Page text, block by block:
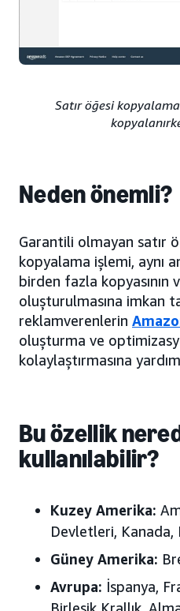
Satır öğesi
Neden önemli?
Garantili olmayan satır
kopyalama işlemi, aynı
birden fazla kopyasının
oluşturulmasına imkan
reklamverenlerin
oluşturma ve
kolaylaştırmasına
Bu özellik
kullanılabilir?
Kuzey Amerika:
Devletleri, Kanada,
Güney Amerika:
Avrupa: İspanya,